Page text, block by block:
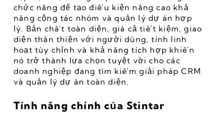
chức năng để tạo điều kiện nâng cao khả
năng cộng tác nhóm và quản lý dự án hợp
lý. Bản chất toàn diện, giá cả tiết kiệm, giao
diện thân thiện với người dùng, tính linh
hoạt tùy chỉnh và khả năng tích hợp khiến
nó trở thành lựa chọn tuyệt vời cho các
doanh nghiệp đang tìm kiếm giải pháp CRM
và quản lý dự án toàn diện.
Tính năng chính của Stintar